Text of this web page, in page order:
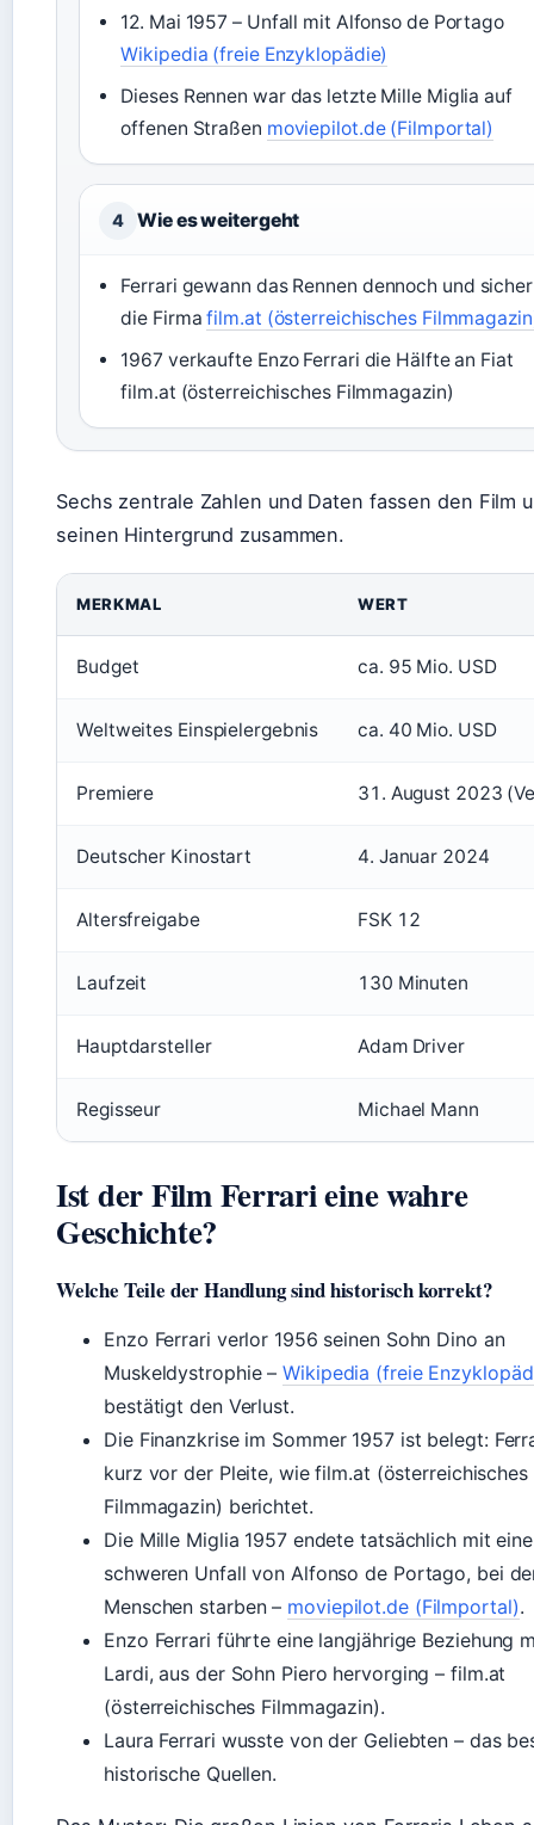
12. Mai 1957 – Unfall mit Alfonso de Portago
Wikipedia (freie Enzyklopädie)
Dieses Rennen war das letzte Mille Miglia auf
offenen Straßen moviepilot.de (Filmportal)
4 Wie es weitergeht
Ferrari gewann das Rennen dennoch und
die Firmafilm.at (österreichisches
1967 verkaufte Enzo Ferrari die Hälfte an Fiat
film.at (österreichisches Filmmagazin)
Sechs zentrale Zahlen und Daten fassen den Film
seinen Hintergrund zusammen.
MERKMAL WERT
Budget ca. 95 Mio. USD
Weltweites Einspielergebnis ca. 40 Mio. USD
Premiere 31. August 2023
Deutscher Kinostart 4. Januar 2024
Altersfreigabe FSK 12
Laufzeit 130 Minuten
Hauptdarsteller Adam Driver
Regisseur Michael Mann
Ist der Film Ferrari eine wahre
Geschichte?
Welche Teile der Handlung sind historisch korrekt?
Enzo Ferrari verlor 1956 seinen Sohn Dino an
Muskeldystrophie –Wikipedia (freie
bestätigt den Verlust.
Die Finanzkrise im Sommer 1957 ist belegt:
kurz vor der Pleite, wie film.at (österreichisches
Filmmagazin) berichtet.
Die Mille Miglia 1957 endete tatsächlich mit
schweren Unfall von Alfonso de Portago, bei
Menschen starben – moviepilot.de (Filmportal).
Enzo Ferrari führte eine langjährige Beziehung
Lardi, aus der Sohn Piero hervorging – film.at
(österreichisches Filmmagazin).
Laura Ferrari wusste von der Geliebten – das
historische Quellen.